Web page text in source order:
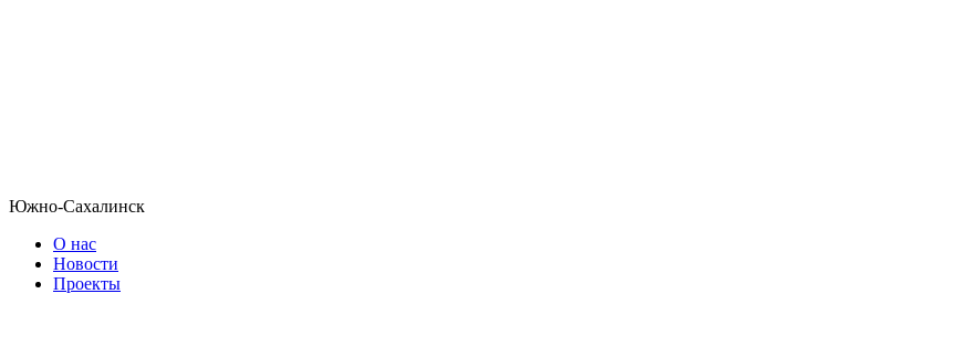
Южно-Сахалинск
О нас
Новости
Проекты